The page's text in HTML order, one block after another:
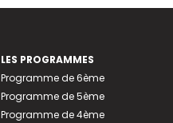
LES PROGRAMMES
Programme de 6ème
Programme de 5ème
Programme de 4ème